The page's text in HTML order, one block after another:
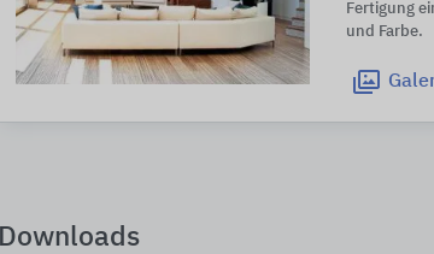
Fertigung
und Farbe.
Downloads